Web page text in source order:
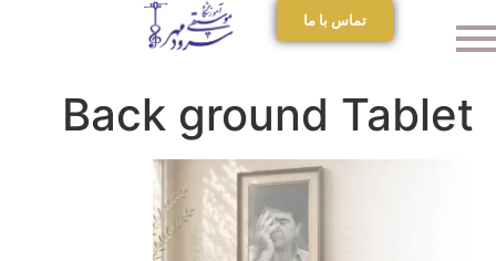
تماس با ما
Back ground Tablet